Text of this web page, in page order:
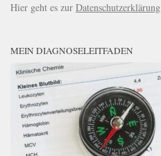
Hier geht es zur Datenschutzerklärung
MEIN DIAGNOSELEITFADEN